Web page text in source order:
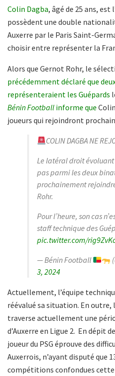
Colin Dagba, âgé de 25 ans, est
possèdent une double
Auxerre par le Paris Saint-
choisir entre représenter la
Alors que Gernot Rohr, le
précédemment déclaré que
représenteraient les Guépards
Bénin Football informe que
joueurs qui rejoindront
COLIN DAGBA NE
Le latéral droit évoluant
pas parmi les deux
prochainement
Rohr.
Pour l’heure, son cas
staff technique des
pic.twitter.com/
— Bénin Football
3, 2024
Actuellement, l’équipe
réévalué sa situation. En
traverse actuellement une
d’Auxerre en Ligue 2. En dépit
joueur du PSG éprouve des
Auxerrois, n’ayant disputé que
compétitions confondues cette